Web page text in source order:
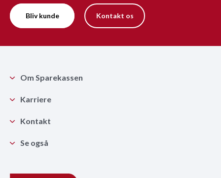
Bliv kunde Kontakt os
Om Sparekassen
Karriere
Kontakt
Se også